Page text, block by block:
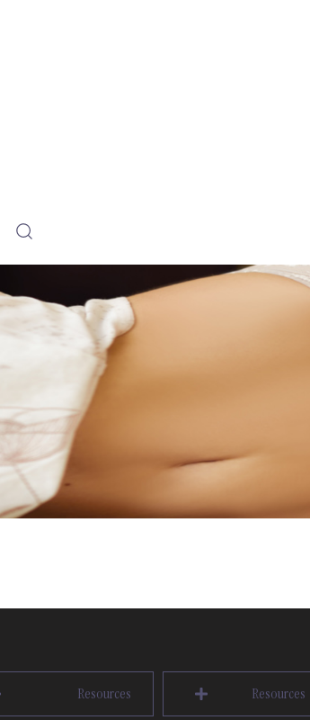
Resources
Resources